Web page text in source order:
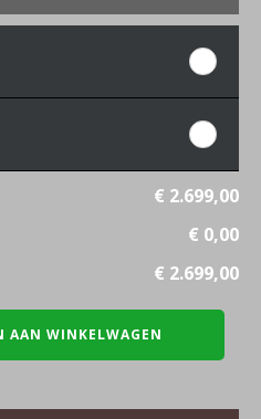
€ 2.699,00
€ 0,00
€ 2.699,00
AAN WINKELWAGEN